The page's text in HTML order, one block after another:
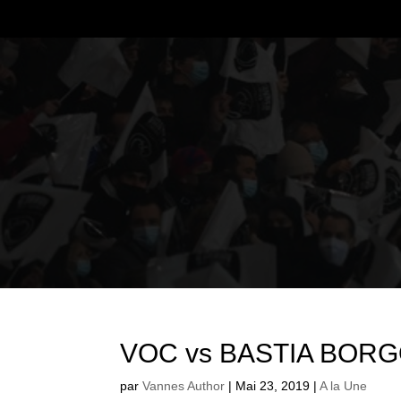
VOC vs BASTIA
parVannes Author | Mai 23, 2019 |A la Une